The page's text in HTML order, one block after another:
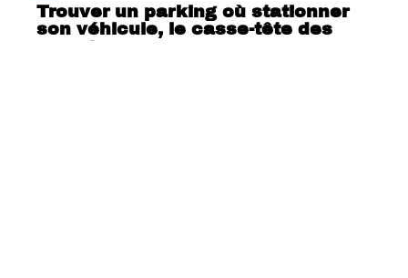
Trouver un parking où stationner
son véhicule, le casse-tête des
voyageurs